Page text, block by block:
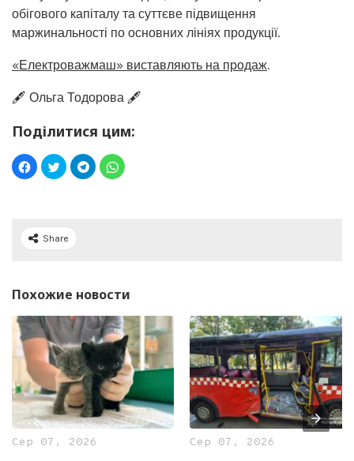
обігового капіталу та суттєве підвищення
маржинальності по основних лініях продукції.
«Електроважмаш» виставляють на продаж.
🖋️ Ольга Тодорова 🖋️
Поділитися цим:
Share
Похожие новости
Сер 07, 2026 Сер 07, 2026